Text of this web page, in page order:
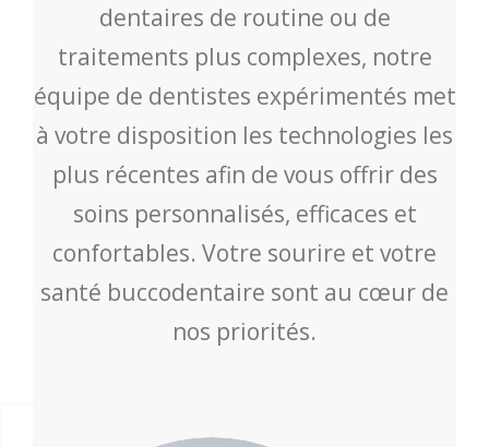
dentaires de routine ou de
traitements plus complexes, notre
équipe de dentistes expérimentés met
à votre disposition les technologies les
plus récentes afin de vous offrir des
soins personnalisés, efficaces et
confortables. Votre sourire et votre
santé buccodentaire sont au cœur de
nos priorités.